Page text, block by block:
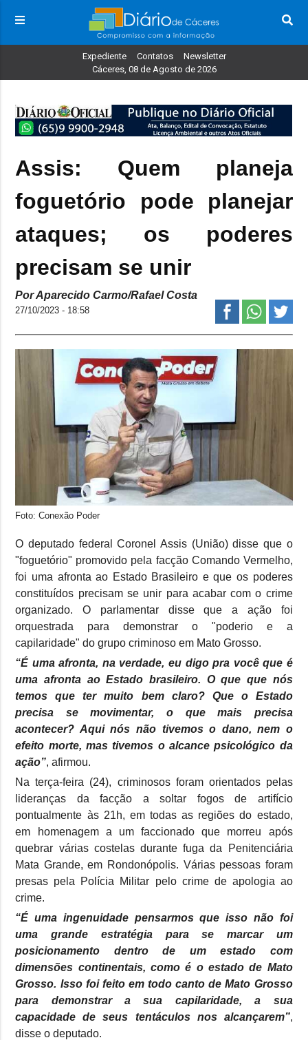
Expediente Contatos
Newsletter
Cáceres, 08 de Agosto de 2026
Assis: Quem planeja
foguetório pode planejar
ataques; os poderes
precisam se unir
Por Aparecido Carmo/Rafael Costa
27/10/2023 - 18:58
Foto: Conexão Poder
O deputado federal Coronel Assis (União) disse que o
"foguetório" promovido pela facção Comando Vermelho,
foi uma afronta ao Estado Brasileiro e que os poderes
constituídos precisam se unir para acabar com o crime
organizado. O parlamentar disse que a ação foi
orquestrada para demonstrar o "poderio e a
capilaridade" do grupo criminoso em Mato Grosso.
“É uma afronta, na verdade, eu digo pra você que é
uma afronta ao Estado brasileiro. O que que nós
temos que ter muito bem claro? Que o Estado
precisa se movimentar, o que mais precisa
acontecer? Aqui nós não tivemos o dano, nem o
efeito morte, mas tivemos o alcance psicológico da
ação”, afirmou.
Na terça-feira (24), criminosos foram orientados pelas
lideranças da facção a soltar fogos de artifício
pontualmente às 21h, em todas as regiões do estado,
em homenagem a um faccionado que morreu após
quebrar várias costelas durante fuga da Penitenciária
Mata Grande, em Rondonópolis. Várias pessoas foram
presas pela Polícia Militar pelo crime de apologia ao
crime.
“É uma ingenuidade pensarmos que isso não foi
uma grande estratégia para se marcar um
posicionamento dentro de um estado com
dimensões continentais, como é o estado de Mato
Grosso. Isso foi feito em todo canto de Mato Grosso
para demonstrar a sua capilaridade, a sua
capacidade de seus tentáculos nos alcançarem”,
disse o deputado.